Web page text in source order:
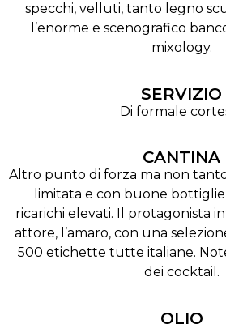
specchi, velluti, tanto legno
l’enorme e scenografico
mixology.
SERVIZIO
Di formale
CANTINA
Altro punto di forza ma non
limitata e con buone
ricarichi elevati. Il protagonista
attore, l’amaro, con una
500 etichette tutte italiane.
dei cocktail.
OLIO